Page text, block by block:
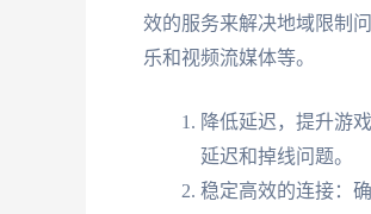
效的服务来解决地域限制
乐和视频流媒体等。
降低延迟，提升游
延迟和掉线问题。
稳定高效的连接：